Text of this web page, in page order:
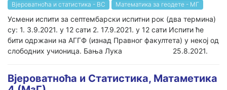
Вјероватноћа и статистика - ВС
Математика за геодете - МГ
Усмени испити за септембарски испитни рок (два термина)
су: 1. 3.9.2021. у 12 сати 2. 17.9.2021. у 12 сати Испити ће
бити одржани на АГГФ (изнад Правног факултета) у некој од
слободних учионица. Бања Лука 25.8.2021.
Вјероватноћа и Статистика, Матаметика